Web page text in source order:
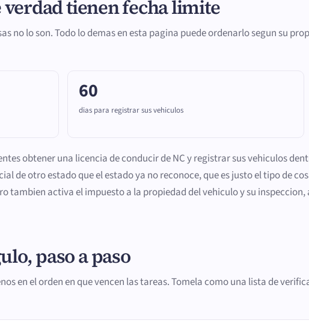
verdad tienen fecha limite
no lo son. Todo lo demas en esta pagina puede ordenarlo segun su
60
dias para registrar sus vehiculos
obtener una licencia de conducir de NC y registrar sus vehiculos
de otro estado que el estado ya no reconoce, que es justo el tipo de
tambien activa el impuesto a la propiedad del vehiculo y su
paso a paso
en el orden en que vencen las tareas. Tomela como una lista de